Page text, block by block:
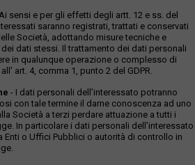
sensi e per gli effetti degli artt. 12 e ss. del
saranno registrati, trattati e conservati
Società, adottando misure tecniche e
dati stessi. Il trattamento dei dati personali
in qualunque operazione o complesso di
art. 4, comma 1, punto 2 del GDPR.
- I dati personali dell’interessato potranno
con tale termine il darne conoscenza ad uno
Società a terzi perdare attuazione a tutti i
In particolare i dati personali dell’interessato
Enti o Uffici Pubblici o autorità di controllo in